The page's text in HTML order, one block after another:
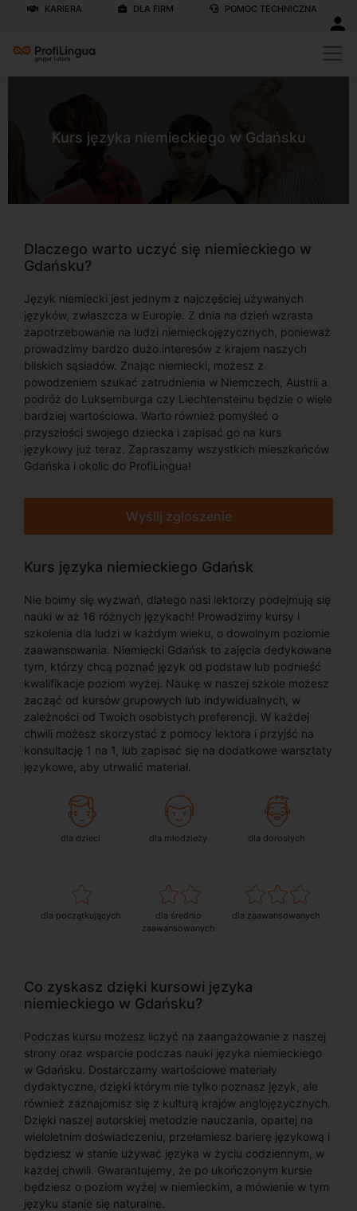
KARIERA DLA FIRM POMOC TECHNICZNA
Kurs języka niemieckiego w Gdańsku
Dlaczego warto uczyć się niemieckiego w
Gdańsku?
Język niemiecki jest jednym z najczęściej używanych
języków, zwłaszcza w Europie. Z dnia na dzień wzrasta
zapotrzebowanie na ludzi niemieckojęzycznych, ponieważ
prowadzimy bardzo dużo interesów z krajem naszych
bliskich sąsiadów. Znając niemiecki, możesz z
powodzeniem szukać zatrudnienia w Niemczech, Austrii a
podróż do Luksemburga czy Liechtensteinu będzie o wiele
bardziej wartościowa. Warto również pomyśleć o
przyszłości swojego dziecka i zapisać go na kurs
językowy już teraz. Zapraszamy wszystkich mieszkańców
Gdańska i okolic do ProfiLingua!
Wyślij zgłoszenie
Kurs języka niemieckiego Gdańsk
Nie boimy się wyzwań, dlatego nasi lektorzy podejmują się
nauki w aż 16 różnych językach! Prowadzimy kursy i
szkolenia dla ludzi w każdym wieku, o dowolnym poziomie
zaawansowania. Niemiecki Gdańsk to zajęcia dedykowane
tym, którzy chcą poznać język od podstaw lub podnieść
kwalifikacje poziom wyżej. Naukę w naszej szkole możesz
zacząć od kursów grupowych lub indywidualnych, w
zależności od Twoich osobistych preferencji. W każdej
chwili możesz skorzystać z pomocy lektora i przyjść na
konsultację 1 na 1, lub zapisać się na dodatkowe warsztaty
językowe, aby utrwalić materiał.
dla dzieci dla młodzieży dla dorosłych
dla początkujących
dla średnio
zaawansowanych
dla zaawansowanych
Co zyskasz dzięki kursowi języka
niemieckiego w Gdańsku?
Podczas kursu możesz liczyć na zaangażowanie z naszej
strony oraz wsparcie podczas nauki języka niemieckiego
w Gdańsku. Dostarczamy wartościowe materiały
dydaktyczne, dzięki którym nie tylko poznasz język, ale
również zaznajomisz się z kulturą krajów anglojęzycznych.
Dzięki naszej autorskiej metodzie nauczania, opartej na
wieloletnim doświadczeniu, przełamiesz barierę językową i
będziesz w stanie używać języka w życiu codziennym, w
każdej chwili. Gwarantujemy, że po ukończonym kursie
będziesz o poziom wyżej w niemieckim, a mówienie w tym
języku stanie się naturalne.